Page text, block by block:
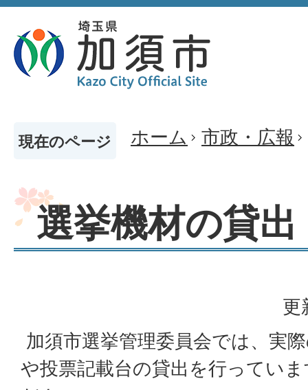
現在のページ ホーム 市政・広報
選挙機材の貸出
更
加須市選挙管理委員会では、実
や投票記載台の貸出を行ってい